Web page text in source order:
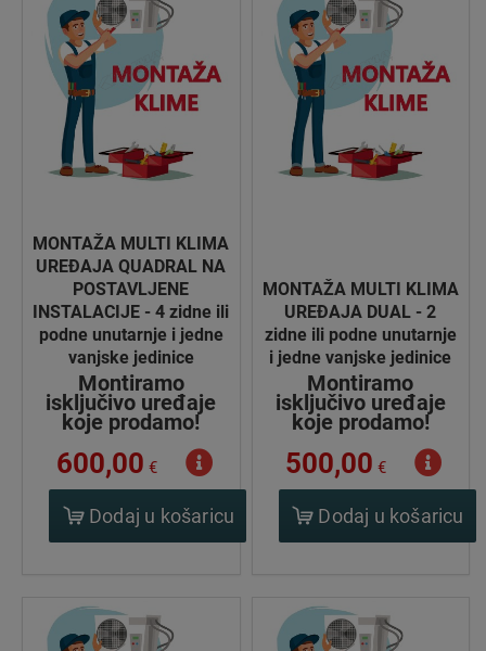
MONTAŽA MULTI KLIMA
UREĐAJA QUADRAL NA
POSTAVLJENE
INSTALACIJE - 4 zidne ili
podne unutarnje i jedne
vanjske jedinice
Montiramo
isključivo uređaje
koje prodamo!
600,00 €
Dodaj u košaricu
MONTAŽA MULTI KLIMA
UREĐAJA DUAL - 2
zidne ili podne unutarnje
i jedne vanjske jedinice
Montiramo
isključivo uređaje
koje prodamo!
500,00 €
Dodaj u košaricu